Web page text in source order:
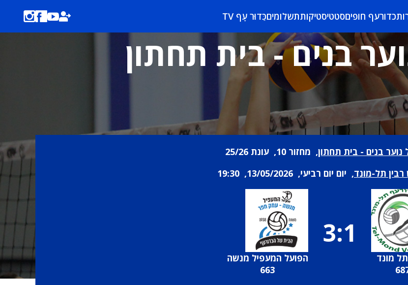
כדורעף חופיםסטטיסטיקותתשלומיםכַּדוּר עָף TV
בנים - בית תחתון
נוער בנים - בית תחתון, מחזור 10, עונת 25/26
תל-מונד, יום יום רביעי, 13/05/2026, 19:30
מונד
3:1
הפועל המעפיל מנשה
663